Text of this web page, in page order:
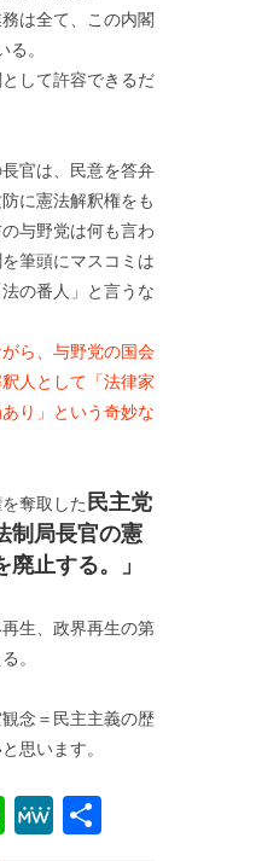
は全て、この内閣
。
して許容できるだ
官は、民意を答弁
に憲法解釈権をも
与野党は何も言わ
筆頭にマスコミは
の番人」と言うな
ら、与野党の国会
人として「法律家
り」という奇妙な
奪取した 民主党
制局長官の憲
止する。」
生、政界再生の第
。
念＝民主主義の歴
思います。
LineMeWe